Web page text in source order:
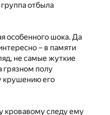
отбыла
особенного шока. Да
– в памяти
не самые жуткие
грязном полу
крушению его
кровавому следу ему